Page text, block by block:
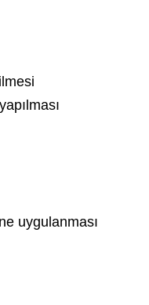
uygulanması